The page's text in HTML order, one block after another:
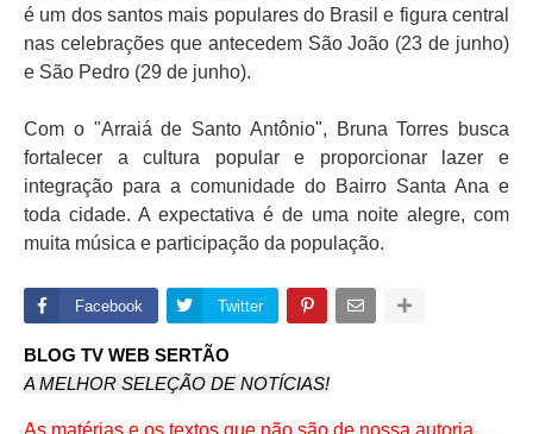
é um dos santos mais populares do Brasil e figura central
nas celebrações que antecedem São João (23 de junho)
e São Pedro (29 de junho).
Com o "Arraiá de Santo Antônio", Bruna Torres busca
fortalecer a cultura popular e proporcionar lazer e
integração para a comunidade do Bairro Santa Ana e
toda cidade. A expectativa é de uma noite alegre, com
muita música e participação da população.
Facebook Twitter
BLOG TV WEB SERTÃO
A MELHOR SELEÇÃO DE NOTÍCIAS!